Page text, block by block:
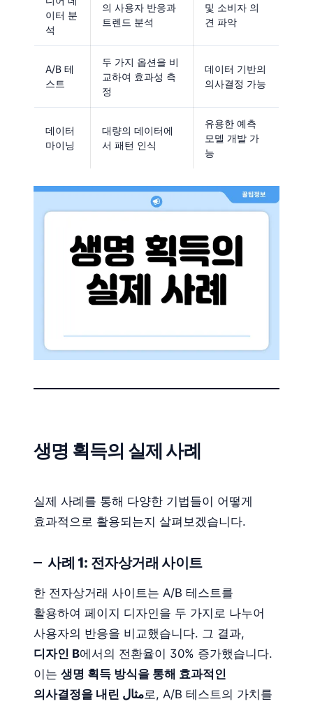
이터 분
석
의 사용자 반응과
트렌드 분석
및 소비자 의
견 파악
A/B 테
스트
두 가지 옵션을 비
교하여 효과성 측
정
데이터 기반의
의사결정 가능
데이터
마이닝
대량의 데이터에
서 패턴 인식
유용한 예측
모델 개발 가
능
생명 획득의 실제 사례
실제 사례를 통해 다양한 기법들이 어떻게
효과적으로 활용되는지 살펴보겠습니다.
사례 1: 전자상거래 사이트
한 전자상거래 사이트는 A/B 테스트를
활용하여 페이지 디자인을 두 가지로 나누어
사용자의 반응을 비교했습니다. 그 결과,
디자인 B에서의 전환율이 30% 증가했습니다.
이는 생명 획득 방식을 통해 효과적인
의사결정을 내린 مثال로, A/B 테스트의 가치를